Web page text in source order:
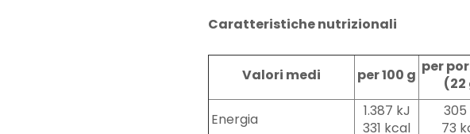
Caratteristiche nutrizionali
Valori medi per 100 g per
(22
Energia
1.387 kJ
331 kcal
305
73